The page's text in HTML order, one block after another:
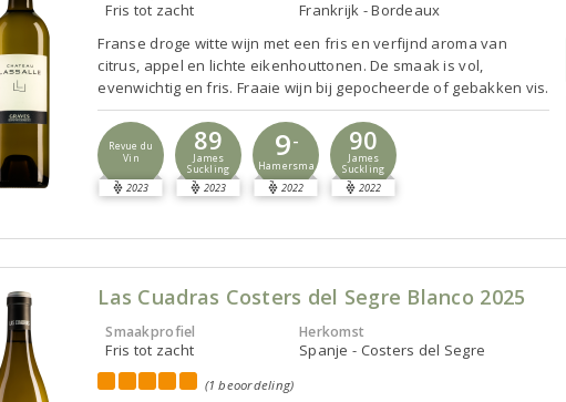
Fris tot zacht
Frankrijk - Bordeaux
Franse droge witte wijn met een fris en verfijnd aroma van
citrus, appel en lichte eikenhouttonen. De smaak is vol,
evenwichtig en fris. Fraaie wijn bij gepocheerde of gebakken vis.
Revue du
Vin
2023
89
James
Suckling
2023
9-
Hamersma
2022
90
James
Suckling
2022
Las Cuadras Costers del Segre Blanco 2025
Smaakprofiel
Fris tot zacht
Herkomst
Spanje - Costers del Segre
(1 beoordeling)